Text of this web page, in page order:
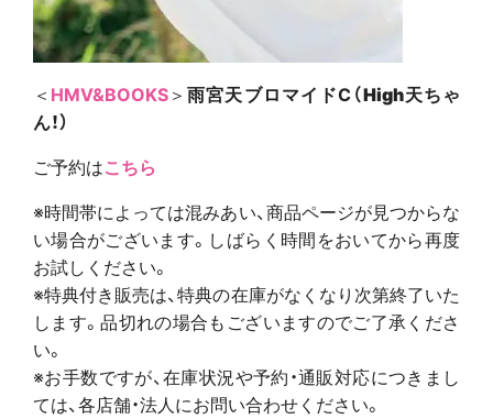
＜ HMV&BOOKS＞ 雨宮天ブロマイドC（High天ちゃ
ん！）
ご予約はこちら
※時間帯によっては混みあい、商品ページが見つからな
い場合がございます。しばらく時間をおいてから再度
お試しください。
※特典付き販売は、特典の在庫がなくなり次第終了いた
します。品切れの場合もございますのでご了承くださ
い。
※お手数ですが、在庫状況や予約・通販対応につきまし
ては、各店舗・法人にお問い合わせください。